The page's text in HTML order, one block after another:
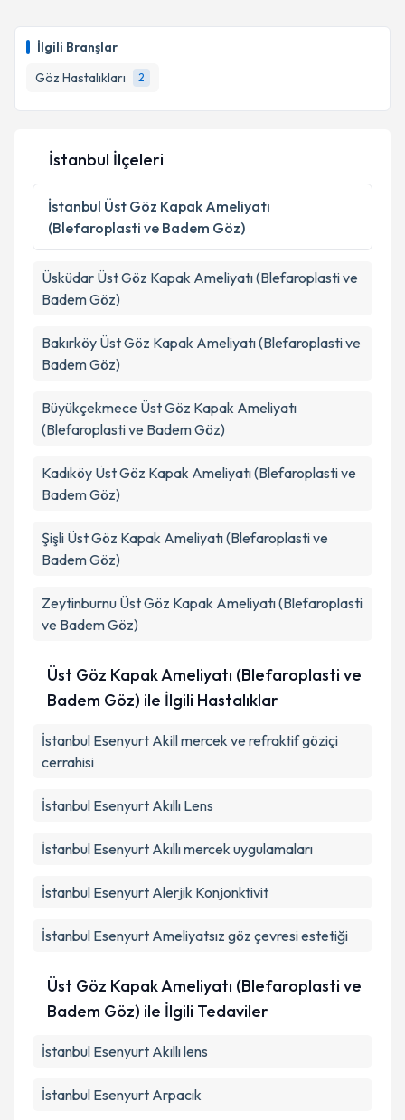
İlgili Branşlar
Göz Hastalıkları
2
takvim hazırlandığında e-posta ile bilgilendireceğiz.
E-posta Adresiniz
Kişisel verilerimin işlenmesine ilişkinAydınlatma
Metni
'ni okudum ve kişisel verilerimin belirtilen
kapsamda işlenmesini kabul ediyorum.
Takvim Talebini Gönder
İstanbul İlçeleri
İstanbul Üst Göz Kapak Ameliyatı
(Blefaroplasti ve Badem Göz)
Üsküdar Üst Göz Kapak Ameliyatı (Blefaroplasti ve
Badem Göz)
Bakırköy Üst Göz Kapak Ameliyatı (Blefaroplasti ve
Badem Göz)
Büyükçekmece Üst Göz Kapak Ameliyatı
(Blefaroplasti ve Badem Göz)
Kadıköy Üst Göz Kapak Ameliyatı (Blefaroplasti ve
Badem Göz)
Şişli Üst Göz Kapak Ameliyatı (Blefaroplasti ve
Badem Göz)
Zeytinburnu Üst Göz Kapak Ameliyatı (Blefaroplasti
ve Badem Göz)
Üst Göz Kapak Ameliyatı (Blefaroplasti ve
Badem Göz) ile İlgili Hastalıklar
İstanbul Esenyurt Akill mercek ve refraktif göziçi
cerrahisi
İstanbul Esenyurt Akıllı Lens
İstanbul Esenyurt Akıllı mercek uygulamaları
İstanbul Esenyurt Alerjik Konjonktivit
İstanbul Esenyurt Ameliyatsız göz çevresi estetiği
Üst Göz Kapak Ameliyatı (Blefaroplasti ve
Badem Göz) ile İlgili Tedaviler
İstanbul Esenyurt Akıllı lens
İstanbul Esenyurt Arpacık